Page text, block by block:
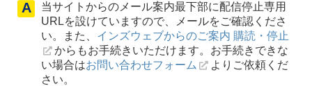
当サイトからのメール案内最下部に配信停止専用
URLを設けていますので、メールをご確認くださ
い。また、 インズウェブからのご案内 購読・停止
からもお手続きいただけます。お手続きできな
い場合はお問い合わせフォーム
よりご依頼くだ
さい。